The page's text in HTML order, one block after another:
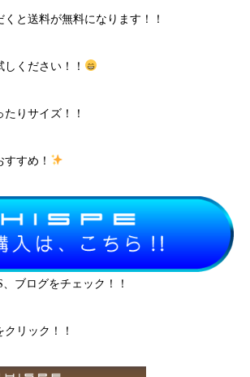
と送料が無料になります！！
ください！！
りサイズ！！
すめ！
ブログをチェック！！
リック！！